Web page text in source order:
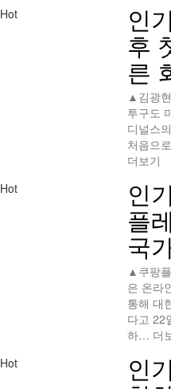
Hot
인기
후
른
▲김광
투구도
디널스
처음으
더보기
Hot
인기
플
국
▲쿠팡
은 온라
통해 대
다고 22
하… 더
Hot
인기